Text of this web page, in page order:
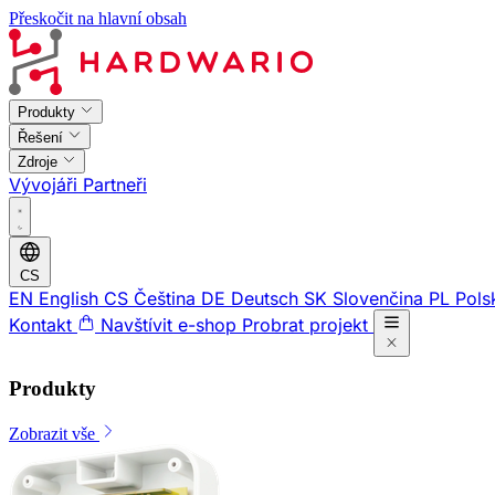
Přeskočit na hlavní obsah
Produkty
Řešení
Zdroje
Vývojáři Partneři
CS
EN English CS Čeština DE Deutsch SK Slovenčina PL
Kontakt
Navštívit e-shop Probrat projekt
Produkty
Zobrazit vše